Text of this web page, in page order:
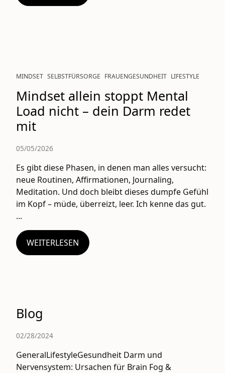
MINDSET SELBSTFÜRSORGE FRAUENGESUNDHEIT LIFESTYLE
Mindset allein stoppt Mental
Load nicht – dein Darm redet
mit
05/05/2026
Es gibt diese Phasen, in denen man alles versucht:
neue Routinen, Affirmationen, Journaling,
Meditation. Und doch bleibt dieses dumpfe Gefühl
im Kopf – müde, überreizt, leer. Ich kenne das gut.
...
WEITERLESEN
Blog
02/28/2024
GeneralLifestyleGesundheit Darm und
Nervensystem: Ursachen für Brain Fog &